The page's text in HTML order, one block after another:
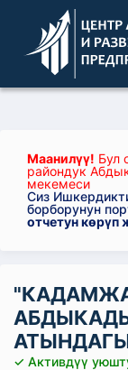
Маанилүү! Бул
райондук
мекемеси
Сиз
борборунун
отчетун көрүп
✓ Активдүү